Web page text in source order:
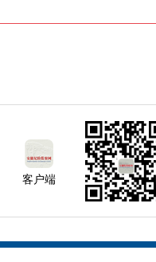
客户端